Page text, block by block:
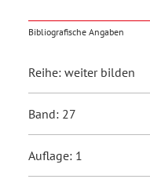
Bibliografische Angaben
Reihe: weiter bilden
Band: 27
Auflage: 1